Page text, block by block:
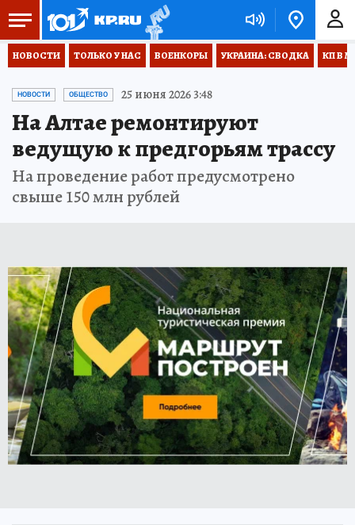
НОВОСТИ ТОЛЬКО У НАС ВОЕНКОРЫ УКРАИНА: СВОДКА КП В
НОВОСТИ ОБЩЕСТВО 25 июня 2026 3:48
На Алтае ремонтируют
ведущую к предгорьям трассу
На проведение работ предусмотрено
свыше 150 млн рублей